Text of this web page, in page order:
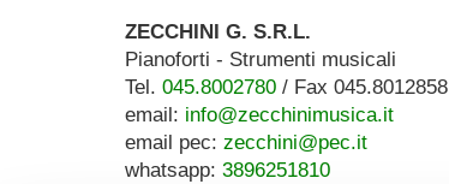
ZECCHINI G. S.R.L.
Pianoforti - Strumenti musicali
Tel. 045.8002780/ Fax 045.8012858
email: info@zecchinimusica.it
email pec: zecchini@pec.it
whatsapp: 3896251810